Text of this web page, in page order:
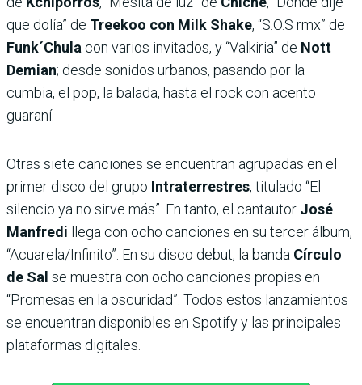
que dolía” de Treekoo con Milk Shake, “S.O.S rmx” de
Funk´Chula con varios invitados, y “Valkiria” de Nott
Demian; desde sonidos urbanos, pasando por la
cumbia, el pop, la balada, hasta el rock con acento
guaraní.
Otras siete canciones se encuentran agrupadas en el
primer disco del grupo Intraterrestres, titulado “El
silencio ya no sirve más”. En tanto, el cantautor José
Manfredi llega con ocho canciones en su tercer álbum,
“Acuarela/Infinito”. En su disco debut, la banda Círculo
de Sal se muestra con ocho canciones propias en
“Promesas en la oscuridad”. Todos estos lanzamientos
se encuentran disponibles en Spotify y las principales
plataformas digitales.